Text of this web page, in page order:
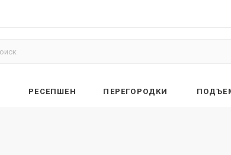
РЕСЕПШЕН ПЕРЕГОРОДКИ